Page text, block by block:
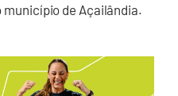
município de Açailândia.